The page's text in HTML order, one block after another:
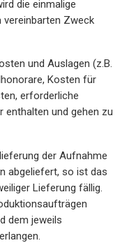
die einmalige
vereinbarten Zweck
und Auslagen (z.B.
Kosten für
erforderliche
enthalten und gehen zu
der Aufnahme
abgeliefert, so ist das
Lieferung fällig.
dem jeweils